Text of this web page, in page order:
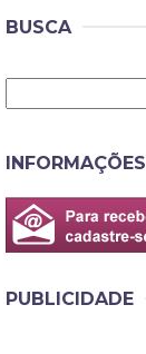
BUSCA
INFORMAÇÕES
PUBLICIDADE